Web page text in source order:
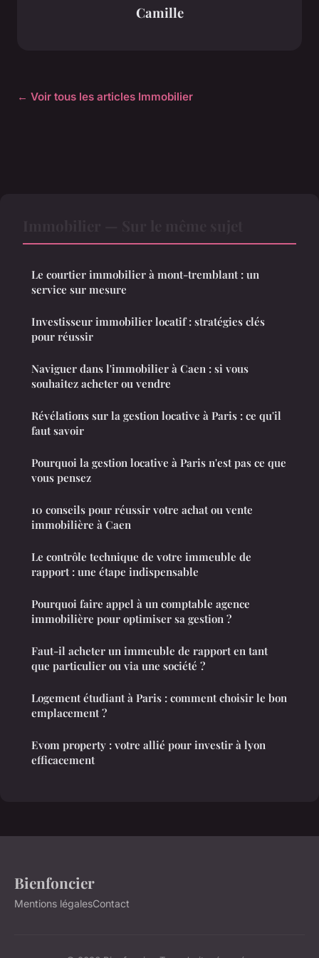
Camille
← Voir tous les articles Immobilier
Le courtier immobilier à mont-tremblant : un
service sur mesure
Investisseur immobilier locatif : stratégies clés
pour réussir
Naviguer dans l'immobilier à Caen : si vous
souhaitez acheter ou vendre
Révélations sur la gestion locative à Paris : ce qu'il
faut savoir
Pourquoi la gestion locative à Paris n'est pas ce que
vous pensez
10 conseils pour réussir votre achat ou vente
immobilière à Caen
Le contrôle technique de votre immeuble de
rapport : une étape indispensable
Pourquoi faire appel à un comptable agence
immobilière pour optimiser sa gestion ?
Faut-il acheter un immeuble de rapport en tant
que particulier ou via une société ?
Logement étudiant à Paris : comment choisir le bon
emplacement ?
Evom property : votre allié pour investir à lyon
efficacement
Bienfoncier
Mentions légalesContact